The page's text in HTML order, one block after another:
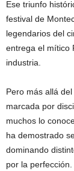
Ese triunfo
festival de
legendarios del
entrega el mítico
industria.
Pero más allá
marcada por
muchos lo
ha demostrado
dominando
por la perfección.